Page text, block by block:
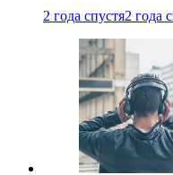
2 года спустя2 года